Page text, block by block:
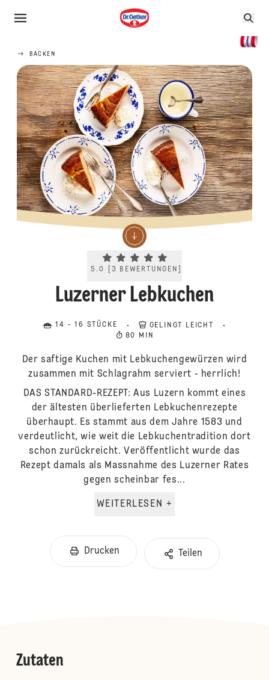
BACKEN
Current rating 5.0. Click to rate.
5.0 3 BEWERTUNGEN
Luzerner Lebkuchen
14 - 16 STÜCKE
GELINGT LEICHT
80 MIN
Der saftige Kuchen mit Lebkuchengewürzen wird
zusammen mit Schlagrahm serviert - herrlich!
DAS STANDARD-REZEPT: Aus Luzern kommt eines
der ältesten überlieferten Lebkuchenrezepte
überhaupt. Es stammt aus dem Jahre 1583 und
verdeutlicht, wie weit die Lebkuchentradition dort
schon zurückreicht. Veröffentlicht wurde das
Rezept damals als Massnahme des Luzerner Rates
gegen scheinbar fes...
WEITERLESEN +
Drucken Teilen
Zutaten